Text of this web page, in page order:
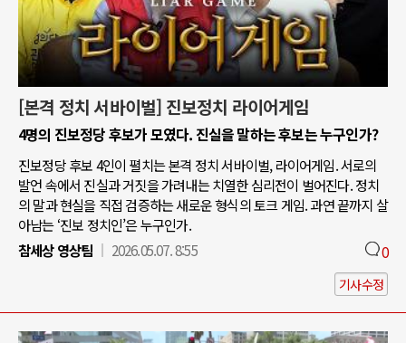
[본격 정치 서바이벌] 진보정치 라이어게임
4명의 진보정당 후보가 모였다. 진실을 말하는 후보는 누구인가?
진보정당 후보 4인이 펼치는 본격 정치 서바이벌, 라이어게임. 서로의
발언 속에서 진실과 거짓을 가려내는 치열한 심리전이 벌어진다. 정치
의 말과 현실을 직접 검증하는 새로운 형식의 토크 게임. 과연 끝까지 살
아남는 ‘진보 정치인’은 누구인가.
참세상 영상팀
2026.05.07. 8:55 0
기사수정